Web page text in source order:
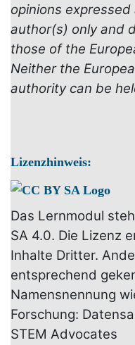
opinions
author(s) only and
those of the
Neither the
authority can be
Lizenzhinweis:
Das Lernmodul
SA 4.0. Die Lizenz
Inhalte Dritter.
entsprechend
Namensnennung
Forschung:
STEM Advocates